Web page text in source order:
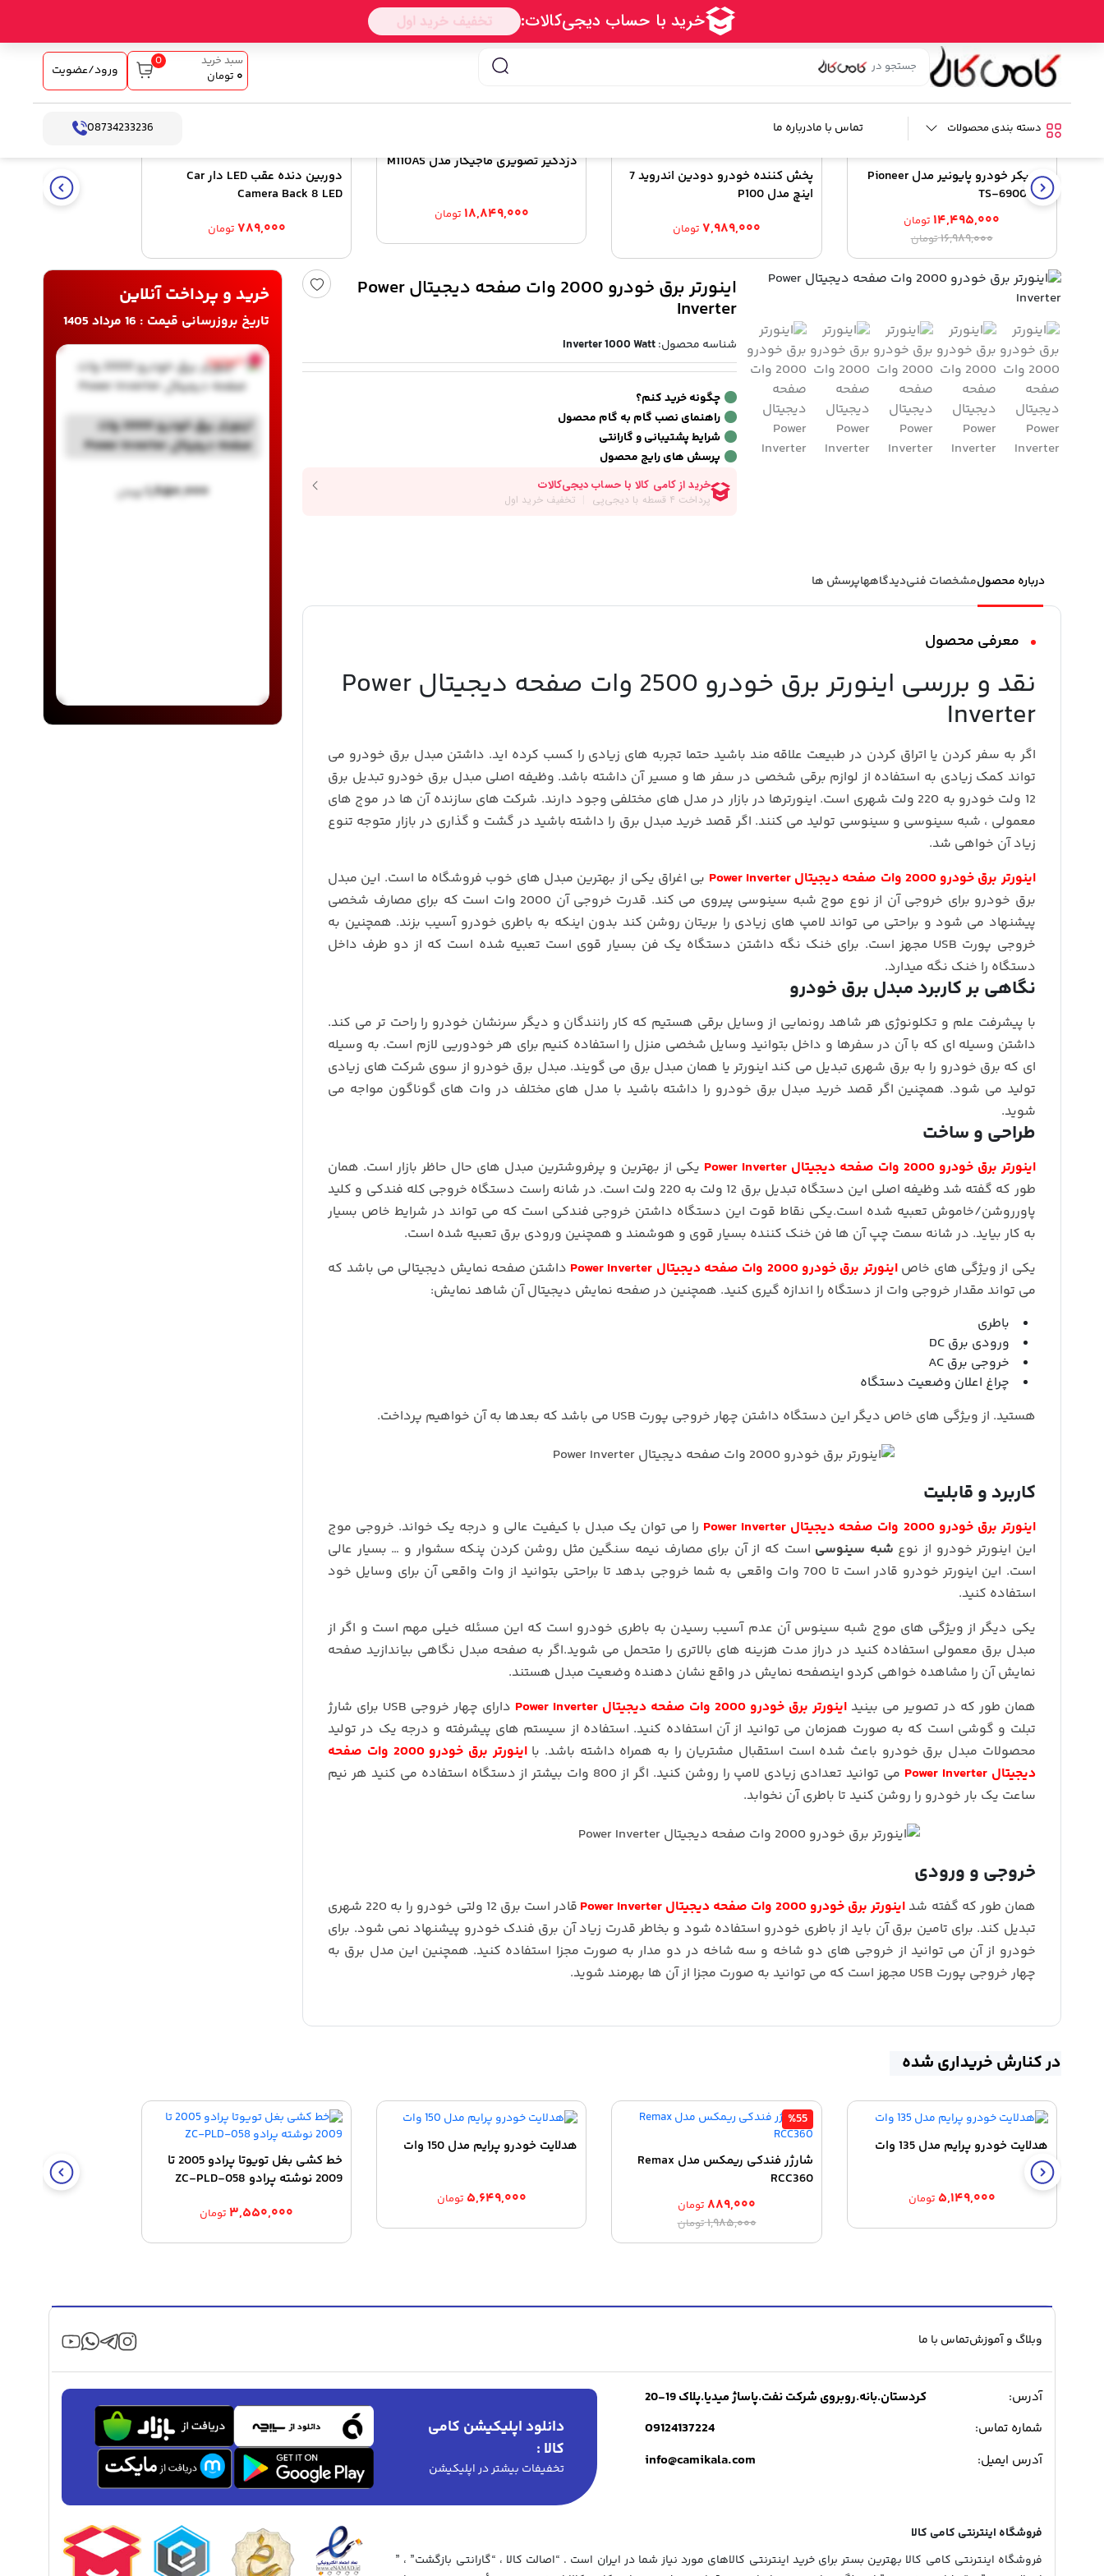
0
۰ تومان
سبد خرید
ورود/عضویت
دسته بندی محصولات تماس با مادرباره ما 08734233236
کالای مشابه
%15
اسپیکر خودرو پایونیر مدل Pioneer
TS-6900 Pro
۱۶,۹۸۹,۰۰۰تومان
قیمت
اصلی:
۱۶,۹۸۹,۰۰۰ تومان
۱۴,۴۹۵,۰۰۰ تومان
قیمت
فعلی:
۱۴,۴۹۵,۰۰۰ تومان.
پخش کننده خودرو دودین اندروید 7
اینچ مدل P100
۷,۹۸۹,۰۰۰ تومان
دزدگیر تصویری ماجیکار مدل M110AS
۱۸,۸۴۹,۰۰۰ تومان
دوربین دنده عقب LED دار Car
Camera Back 8 LED
۷۸۹,۰۰۰ تومان
اینورتر برق خودرو 2000 وات صفحه دیجیتال Power
Inverter
شناسه محصول:Inverter 1000 Watt
چگونه خرید کنم؟
راهنمای نصب گام به گام محصول
شرایط پشتیبانی و گارانتی
پرسش های رایج محصول
درباره محصولمشخصات فنیدیدگاههاپرسش ها
معرفی محصول
نقد و بررسی اینورتر برق خودرو 2500 وات صفحه دیجیتال Power
Inverter
اگر به سفر کردن یا اتراق کردن در طبیعت علاقه مند باشید حتما تجربه های زیادی را کسب کرده اید. داشتن مبدل برق خودرو می
تواند کمک زیادی به استفاده از لوازم برقی شخصی در سفر ها و مسیر آن داشته باشد. وظیفه اصلی مبدل برق خودرو تبدیل برق
12 ولت خودرو به 220 ولت شهری است. اینورترها در بازار در مدل های مختلفی وجود دارند. شرکت های سازنده آن ها در موج های
معمولی ، شبه سینوسی و سینوسی تولید می کنند. اگر قصد خرید مبدل برق را داشته باشید در گشت و گذاری در بازار متوجه تنوع
زیاد آن خواهی شد.
اینورتر برق خودرو 2000 وات صفحه دیجیتال Power Inverter
بی اغراق یکی از بهترین مبدل های خوب فروشگاه ما است. این مبدل
برق خودرو برای خروجی آن از نوع موج شبه سینوسی پیروی می کند. قدرت خروجی آن 2000 وات است که برای مصارف شخصی
پیشنهاد می شود و براحتی می تواند لامپ های زیادی را بریتان روشن کند بدون اینکه به باطری خودرو آسیب بزند. همچنین به
خروجی پورت USB مجهز است. برای خنک نگه داشتن دستگاه یک فن بسیار قوی است تعبیه شده است که از دو طرف داخل
دستگاه را خنک نگه میدارد.
نگاهی بر کاربرد مبدل برق خودرو
با پیشرفت علم و تکلونوژی هر شاهد رونمایی از وسایل برقی هستیم که کار رانندگان و دیگر سرنشان خودرو را راحت تر می کند.
داشتن وسیله ای که با آن در سفرها و داخل بتوانید وسایل شخصی منزل را استفاده کنیم برای هر خودوریی لازم است. به وسیله
ای که برق خودرو را به برق شهری تبدیل می کند اینورتر یا همان مبدل برق می گویند. مبدل برق خودرو از سوی شرکت های زیادی
تولید می شود. همچنین اگر قصد خرید مبدل برق خودرو را داشته باشید با مدل های مختلف در وات های گوناگون مواجه می
شوید.
طراحی و ساخت
اینورتر برق خودرو 2000 وات صفحه دیجیتال Power Inverter
یکی از بهترین و پرفروشترین مبدل های حال حاظر بازار است. همان
طور که گفته شد وظیفه اصلی این دستگاه تبدیل برق 12 ولت به 220 ولت است. در شانه راست دستگاه خروجی کله فندکی و کلید
پاورروشن/خاموش تعبیه شده است.یکی نقاط قوت این دستگاه داشتن خروجی فندکی است که می تواند در شرایط خاص بسیار
به کار بیاید. در شانه سمت چپ آن ها فن خنک کننده بسیار قوی و هوشمند و همچنین ورودی برق تعبیه شده است.
یکی از ویژگی های خاصاینورتر برق خودرو 2000 وات صفحه دیجیتال Power Inverter
داشتن صفحه نمایش دیجیتالی می باشد که
می تواند مقدار خروجی وات از دستگاه را اندازه گیری کنید. همچنین در صفحه نمایش دیجیتال آن شاهد نمایش:
باطری
ورودی برق DC
خروجی برق AC
چراغ اعلان وضعیت دستگاه
هستید. از ویژگی های خاص دیگر این دستگاه داشتن چهار خروجی پورت USB می باشد که بعدها به آن خواهیم پرداخت.
کاربرد و قابلیت
اینورتر برق خودرو 2000 وات صفحه دیجیتال Power Inverter
را می توان یک مبدل با کیفیت عالی و درجه یک خواند. خروجی موج
این اینورتر خودرو از نوع شبه سینوسی است که از آن برای مصارف نیمه سنگین مثل روشن کردن پنکه سشوار و … بسیار عالی
است. این اینورتر خودرو قادر است تا 700 وات واقعی به شما خروجی بدهد تا براحتی بتوانید از وات واقعی آن برای وسایل خود
استفاده کنید.
یکی دیگر از ویژگی های موج شبه سینوس آن عدم آسیب رسیدن به باطری خودرو است که این مسئله خیلی مهم است و اگر از
مبدل برق معمولی استفاده کنید در دراز مدت هزینه های بالاتری را متحمل می شوید.اگر به صفحه مبدل نگاهی بیاندازید صفحه
نمایش آن را مشاهده خواهی کردو اینصفحه نمایش در واقع نشان دهنده وضعیت مبدل هستند.
همان طور که در تصویر می بینیداینورتر برق خودرو 2000 وات صفحه دیجیتال Power Inverter
دارای چهار خروجی USB برای شارژ
تبلت و گوشی است که به صورت همزمان می توانید از آن استفاده کنید. استفاده از سیستم های پیشرفته و درجه یک در تولید
محصولات مبدل برق خودرو باعث شده است استقبال مشتریان را به همراه داشته باشد. با
اینورتر برق خودرو 2000 وات صفحه
دیجیتال Power Inverter
می توانید تعدادی زیادی لامپ را روشن کنید. اگر از 800 وات بیشتر از دستگاه استفاده می کنید هر نیم
ساعت یک بار خودرو را روشن کنید تا باطری آن نخوابد.
خروجی و ورودی
همان طور که گفته شد اینورتر برق خودرو 2000 وات صفحه دیجیتال Power Inverter
قادر است برق 12 ولتی خودرو را به 220 شهری
تبدیل کند. برای تامین برق آن باید از باطری خودرو استفاده شود و بخاطر قدرت زیاد آن برق فندک خودرو پیشنهاد نمی شود. برای
خودرو از آن می توانید از خروجی های دو شاخه و سه شاخه در دو مدار به صورت مجزا استفاده کنید. همچنین این مدل برق به
چهار خروجی پورت USB مجهز است که می توانید به صورت مجزا از آن ها بهرمند شوید.
خرید و پرداخت آنلاین
تاریخ بروزرسانی قیمت : 16 مرداد 1405
ناموجود
اینورتر برق خودرو 2000 وات
صفحه دیجیتال Power Inverter
۱,۸۵۰,۰۰۰ تومان
در کنارش خریداری شده
هدلایت خودرو پرایم مدل 135 وات
۵,۱۴۹,۰۰۰ تومان
%55
شارژر فندکی ریمکس مدل Remax
RCC360
۱,۹۸۵,۰۰۰تومان
قیمت
اصلی:
۸۸۹,۰۰۰ تومان
قیمت
فعلی:
هدلایت خودرو پرایم مدل 150 وات
۵,۶۴۹,۰۰۰ تومان
خط کشی بغل تویوتا پرادو 2005 تا
2009 نوشته پرادو ZC-PLD-058
۳,۵۵۰,۰۰۰ تومان
وبلاگ و آموزشتماس با ما
آدرس:
کردستان.بانه.روبروی شرکت نفت.پاساژ میدیا.پلاک 19-20
شماره تماس:
09124137224
آدرس ایمیل: info@camikala.com
دانلود اپلیکیشن کامی
کالا :
تخفیفات بیشتر در اپلیکیشن
فروشگاه اینترنتی کامی کالا
فروشگاه اینترنتی کامی کالا بهترین بستر برای خرید اینترنتی کالاهای مورد نیاز شما در ایران است . “اصالت کالا ، “گارانتی بازگشت” ، ”